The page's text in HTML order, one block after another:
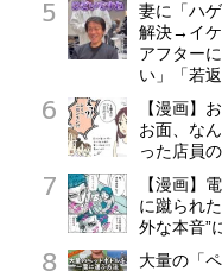
妻に「ハ
解決→イ
アフター
い」「若
【漫画】
お面、な
った店員
【漫画】
に蹴られ
外な本音”
大量の「